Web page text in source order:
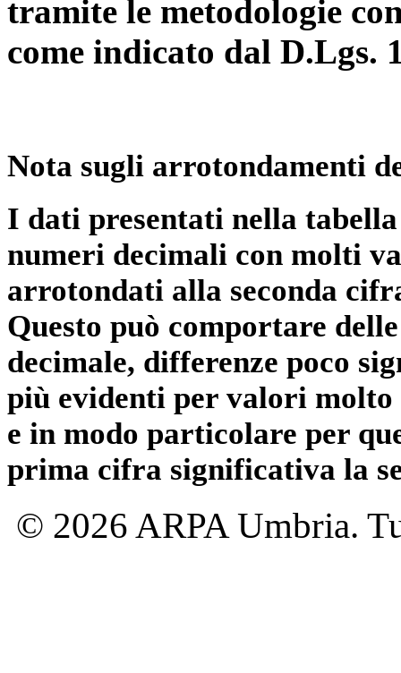
tramite le metodologie
come indicato dal D.Lgs.
Nota sugli arrotondamenti
I dati presentati nella
numeri decimali con molti
arrotondati alla seconda
Questo può comportare
decimale, differenze poco
più evidenti per valori
e in modo particolare per
prima cifra significativa la
© 2026 ARPA Umbria.